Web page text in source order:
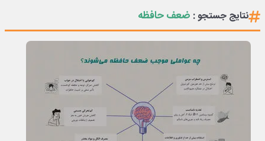
پیام مدیرعامل بانک توسعه تعاون به مناسبت ۱۵ مرداد، سالروز تأسیس بانک
سرپرست اداره کل روابط عمومی بیمه مرکزی منصوب شد
نتایج جستجو : ضعف حافظه